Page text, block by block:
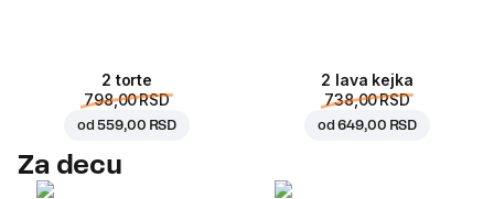
2 torte
798,00 RSD
od559,00 RSD
2 lava kejka
738,00 RSD
od649,00 RSD
Za decu